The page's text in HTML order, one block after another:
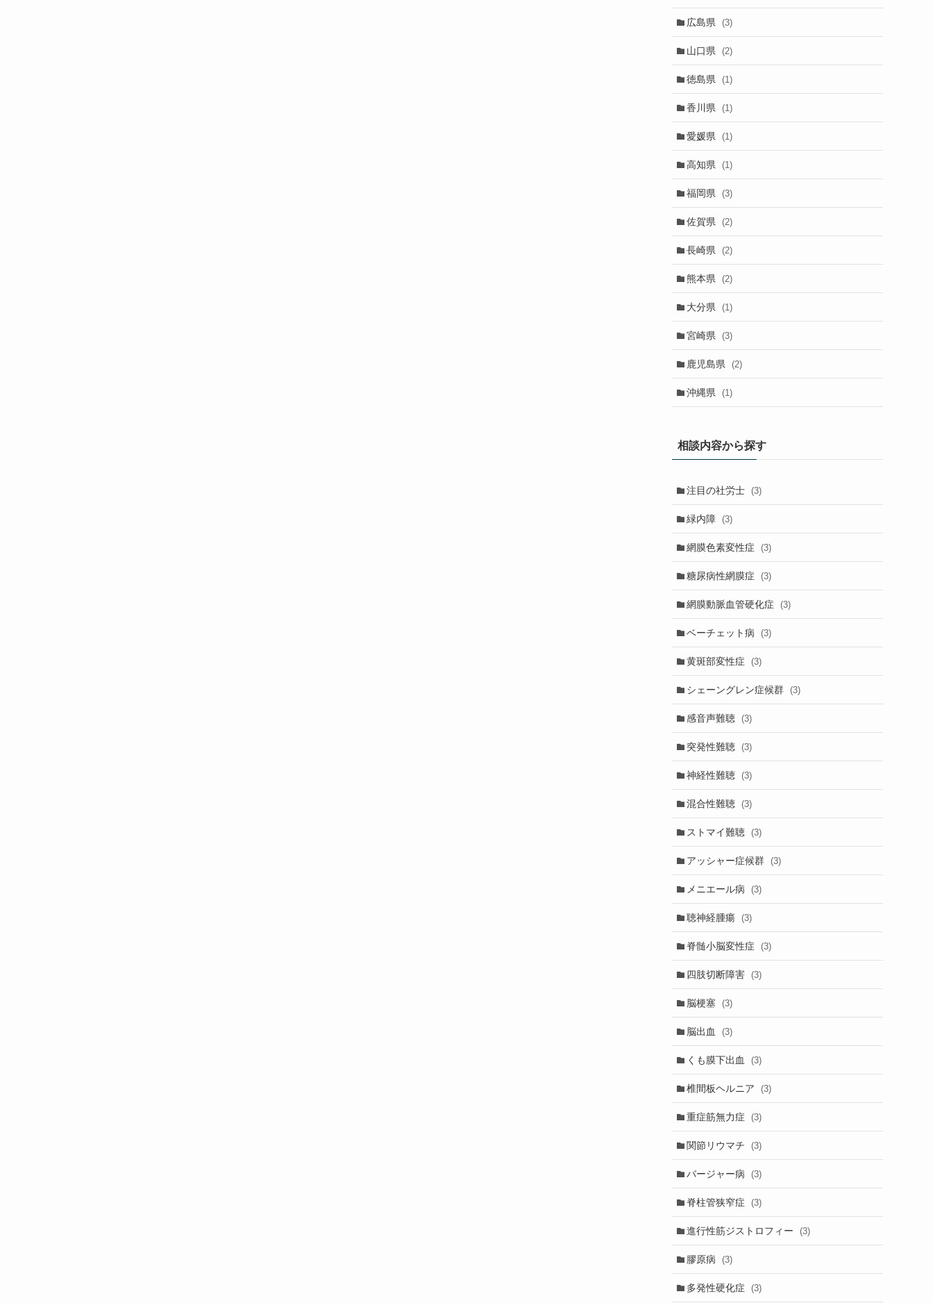
広島県 (3)
山口県 (2)
徳島県 (1)
香川県 (1)
愛媛県 (1)
高知県 (1)
福岡県 (3)
佐賀県 (2)
長崎県 (2)
熊本県 (2)
大分県 (1)
宮崎県 (3)
鹿児島県 (2)
沖縄県 (1)
相談内容から探す
注目の社労士 (3)
緑内障 (3)
網膜色素変性症 (3)
糖尿病性網膜症 (3)
網膜動脈血管硬化症 (3)
ベーチェット病 (3)
黄斑部変性症 (3)
シェーングレン症候群 (3)
感音声難聴 (3)
突発性難聴 (3)
神経性難聴 (3)
混合性難聴 (3)
ストマイ難聴 (3)
アッシャー症候群 (3)
メニエール病 (3)
聴神経腫瘍 (3)
脊髄小脳変性症 (3)
四肢切断障害 (3)
脳梗塞 (3)
脳出血 (3)
くも膜下出血 (3)
椎間板ヘルニア (3)
重症筋無力症 (3)
関節リウマチ (3)
バージャー病 (3)
脊柱管狭窄症 (3)
進行性筋ジストロフィー (3)
膠原病 (3)
多発性硬化症 (3)